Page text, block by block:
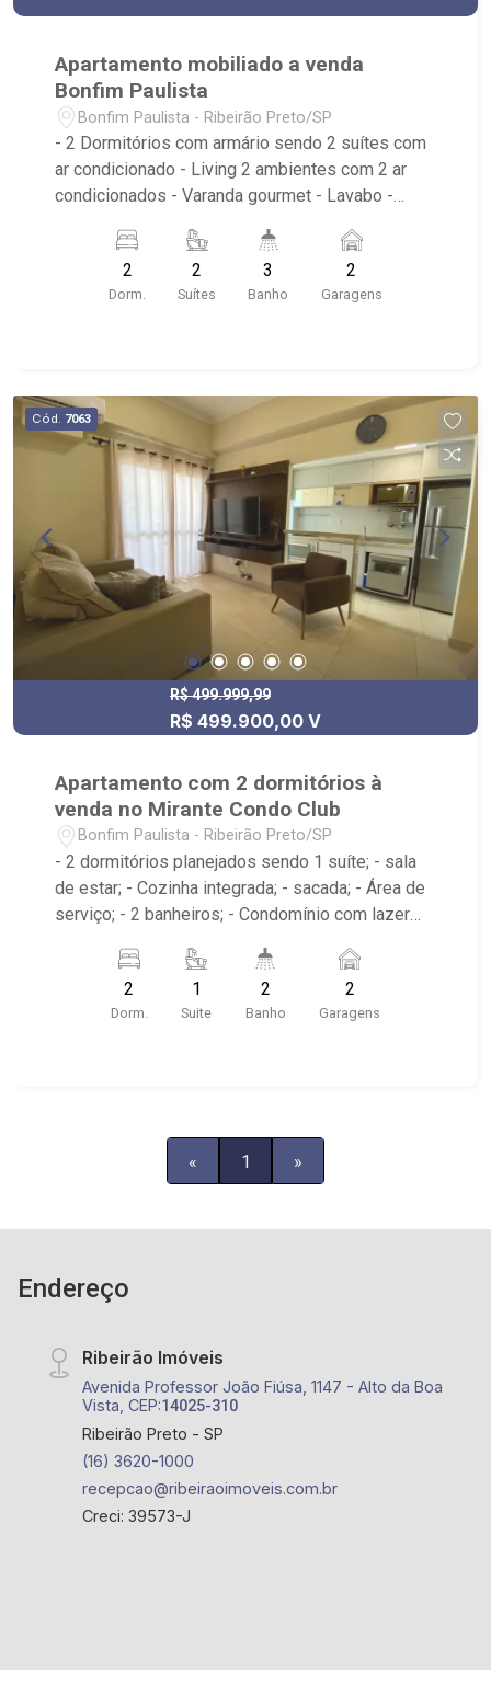
Apartamento mobiliado a venda
Bonfim Paulista
Bonfim Paulista - Ribeirão Preto/SP
- 2 Dormitórios com armário sendo 2 suítes com
ar condicionado - Living 2 ambientes com 2 ar
condicionados - Varanda gourmet - Lavabo -
serviço com armários - 2 vagas de garagens
cobertas - venda mobiliado - Condomínio com
piscina, brinquedoteca, salão de festas, sala
2
Dorm.
2
Suítes
3
Banho
2
Garagens
Cód. 7063
R$ 499.999,99
R$ 499.900,00 V
Apartamento com 2 dormitórios à
venda no Mirante Condo Club
Bonfim Paulista - Ribeirão Preto/SP
- 2 dormitórios planejados sendo 1 suíte; - sala
de estar; - Cozinha integrada; - sacada; - Área de
serviço; - 2 banheiros; - Condomínio com lazer
jacuzzi, playground, quadra de grama, academia,
área gourmet, salão de jogos, salão de festas,
portaria 24h - Próximo à Vila Bonfim Mall, Tonelli
2
Dorm.
1
Suite
2
Banho
2
Garagens
« 1 »
Endereço
Ribeirão Imóveis
Avenida Professor João Fiúsa, 1147 - Alto da Boa
Vista, CEP:14025-310
Ribeirão Preto - SP
(16) 3620-1000
recepcao@ribeiraoimoveis.com.br
Creci: 39573-J